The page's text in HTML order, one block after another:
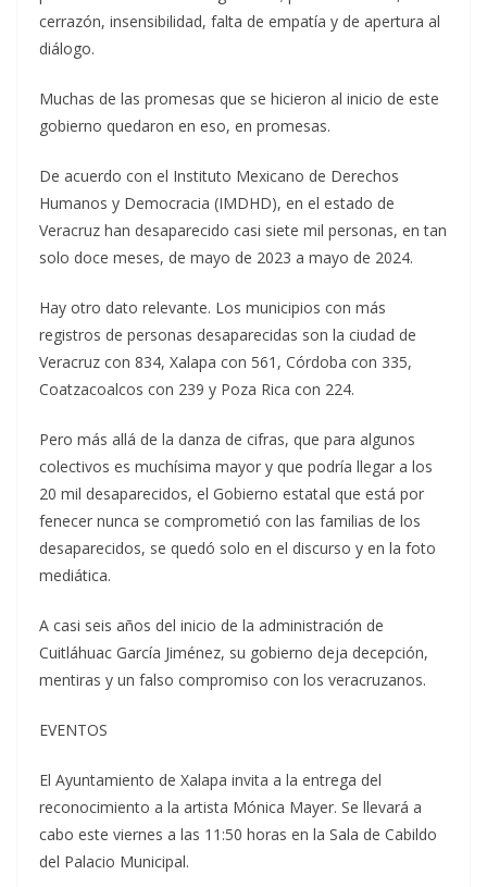
cerrazón, insensibilidad, falta de empatía y de apertura al
diálogo.
Muchas de las promesas que se hicieron al inicio de este
gobierno quedaron en eso, en promesas.
De acuerdo con el Instituto Mexicano de Derechos
Humanos y Democracia (IMDHD), en el estado de
Veracruz han desaparecido casi siete mil personas, en tan
solo doce meses, de mayo de 2023 a mayo de 2024.
Hay otro dato relevante. Los municipios con más
registros de personas desaparecidas son la ciudad de
Veracruz con 834, Xalapa con 561, Córdoba con 335,
Coatzacoalcos con 239 y Poza Rica con 224.
Pero más allá de la danza de cifras, que para algunos
colectivos es muchísima mayor y que podría llegar a los
20 mil desaparecidos, el Gobierno estatal que está por
fenecer nunca se comprometió con las familias de los
desaparecidos, se quedó solo en el discurso y en la foto
mediática.
A casi seis años del inicio de la administración de
Cuitláhuac García Jiménez, su gobierno deja decepción,
mentiras y un falso compromiso con los veracruzanos.
EVENTOS
El Ayuntamiento de Xalapa invita a la entrega del
reconocimiento a la artista Mónica Mayer. Se llevará a
cabo este viernes a las 11:50 horas en la Sala de Cabildo
del Palacio Municipal.